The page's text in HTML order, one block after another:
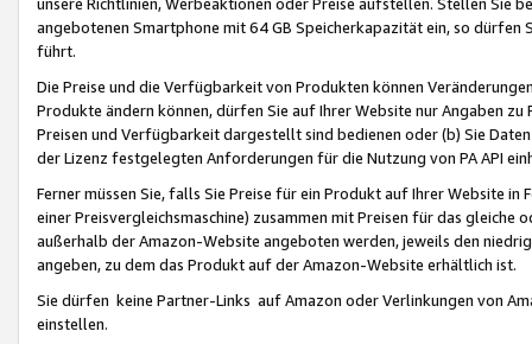
angebotenen Smartphone mit 64 GB Speicherkapazität ein, so dürfen
führt.
Die Preise und die Verfügbarkeit von Produkten können
Produkte ändern können, dürfen Sie auf Ihrer Website nur Angaben
Preisen und Verfügbarkeit dargestellt sind bedienen oder (b) Sie
der Lizenz festgelegten Anforderungen für die Nutzung von PA API
Ferner müssen Sie, falls Sie Preise für ein Produkt auf Ihrer Website
einer Preisvergleichsmaschine) zusammen mit Preisen für das
außerhalb der Amazon-Website angeboten werden, jeweils den
angeben, zu dem das Produkt auf der Amazon-Website erhältlich ist.
Sie dürfen keine Partner-Links auf Amazon oder Verlinkungen von
einstellen.